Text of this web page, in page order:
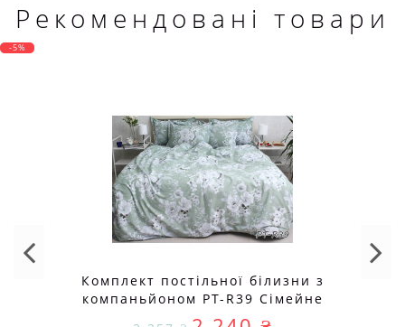
Рекомендовані товари
-5%
Комплект постільної білизни з
компаньйоном PT-R39 Сімейне